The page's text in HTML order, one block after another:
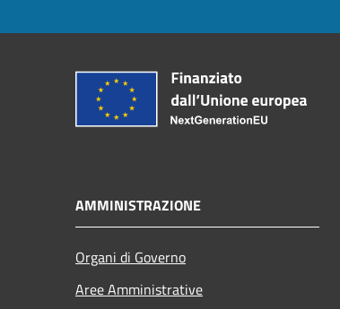
AMMINISTRAZIONE
Organi di Governo
Aree Amministrative